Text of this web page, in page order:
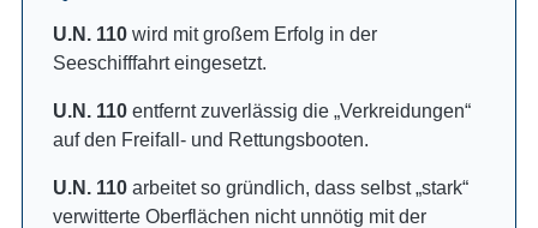
U.N. 110 wird mit großem Erfolg in der
Seeschifffahrt eingesetzt.
U.N. 110 entfernt zuverlässig die „Verkreidungen“
auf den Freifall- und Rettungsbooten.
U.N. 110 arbeitet so gründlich, dass selbst „stark“
verwitterte Oberflächen nicht unnötig mit der